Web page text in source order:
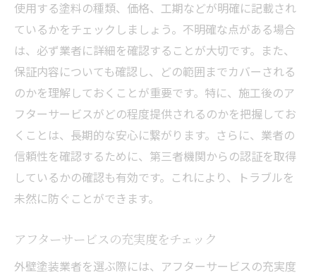
使用する塗料の種類、価格、工期などが明確に記載され
ているかをチェックしましょう。不明確な点がある場合
は、必ず業者に詳細を確認することが大切です。また、
保証内容についても確認し、どの範囲までカバーされる
のかを理解しておくことが重要です。特に、施工後のア
フターサービスがどの程度提供されるのかを把握してお
くことは、長期的な安心に繋がります。さらに、業者の
信頼性を確認するために、第三者機関からの認証を取得
しているかの確認も有効です。これにより、トラブルを
未然に防ぐことができます。
アフターサービスの充実度をチェック
外壁塗装業者を選ぶ際には、アフターサービスの充実度